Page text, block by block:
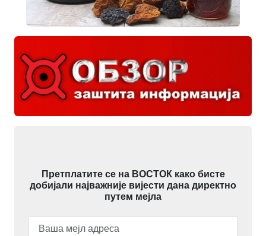
Претплатите се на ВОСТОК како бисте
добијали најважније вијести дана директно
путем мејла